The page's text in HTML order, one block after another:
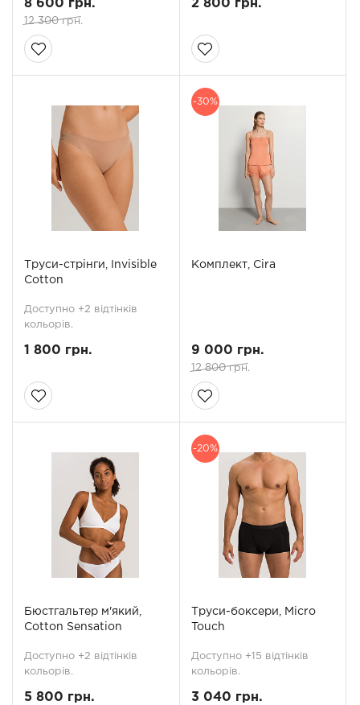
8 600 грн.
12 300 грн.
2 800 грн.
Труси-стрінги, Invisible
Cotton
Доступно +2 відтінків
кольорів.
1 800 грн.
-30%
Комплект, Cira
9 000 грн.
12 800 грн.
Бюстгальтер м'який,
Cotton Sensation
Доступно +2 відтінків
кольорів.
5 800 грн.
-20%
Труси-боксери, Micro
Touch
Доступно +15 відтінків
кольорів.
3 040 грн.